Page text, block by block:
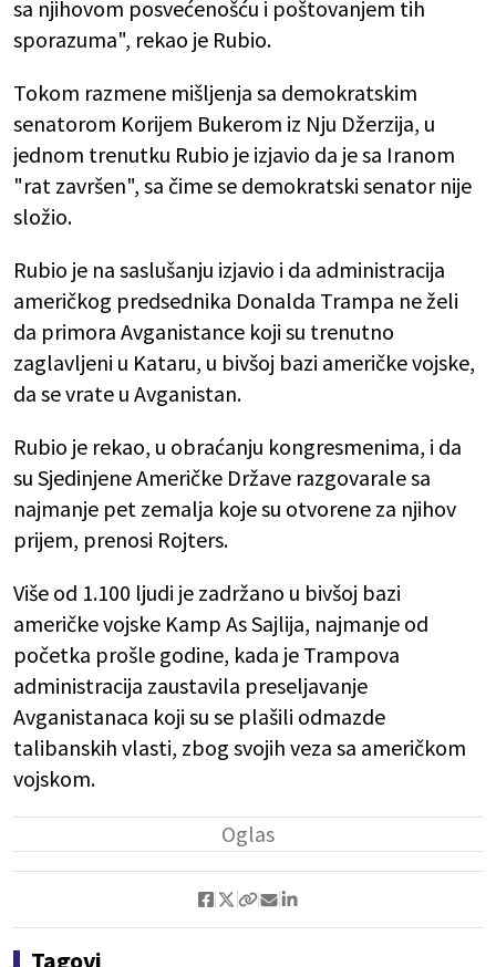
sa njihovom posvećenošću i poštovanjem tih
sporazuma", rekao je Rubio.
Tokom razmene mišljenja sa demokratskim
senatorom Korijem Bukerom iz Nju Džerzija, u
jednom trenutku Rubio je izjavio da je sa Iranom
"rat završen", sa čime se demokratski senator nije
složio.
Rubio je na saslušanju izjavio i da administracija
američkog predsednika Donalda Trampa ne želi
da primora Avganistance koji su trenutno
zaglavljeni u Kataru, u bivšoj bazi američke vojske,
da se vrate u Avganistan.
Rubio je rekao, u obraćanju kongresmenima, i da
su Sjedinjene Američke Države razgovarale sa
najmanje pet zemalja koje su otvorene za njihov
prijem, prenosi Rojters.
Više od 1.100 ljudi je zadržano u bivšoj bazi
američke vojske Kamp As Sajlija, najmanje od
početka prošle godine, kada je Trampova
administracija zaustavila preseljavanje
Avganistanaca koji su se plašili odmazde
talibanskih vlasti, zbog svojih veza sa američkom
vojskom.
Tagovi